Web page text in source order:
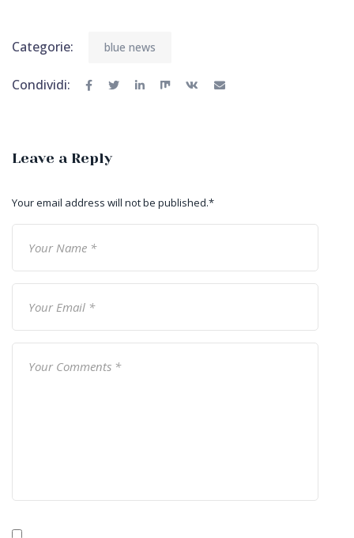
Categorie: blue news
Condividi:
Leave a Reply
Your email address will not be published.*